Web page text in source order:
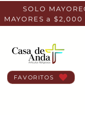
SOLO
MAYORES a
FAVORITOS